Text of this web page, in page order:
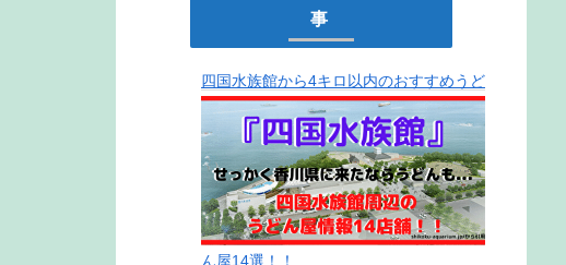
事
四国水族館から4キロ以内のおすすめうど
ん屋14選！！